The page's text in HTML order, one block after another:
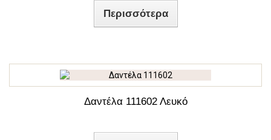
Περισσότερα
Δαντέλα 111602 Λευκό